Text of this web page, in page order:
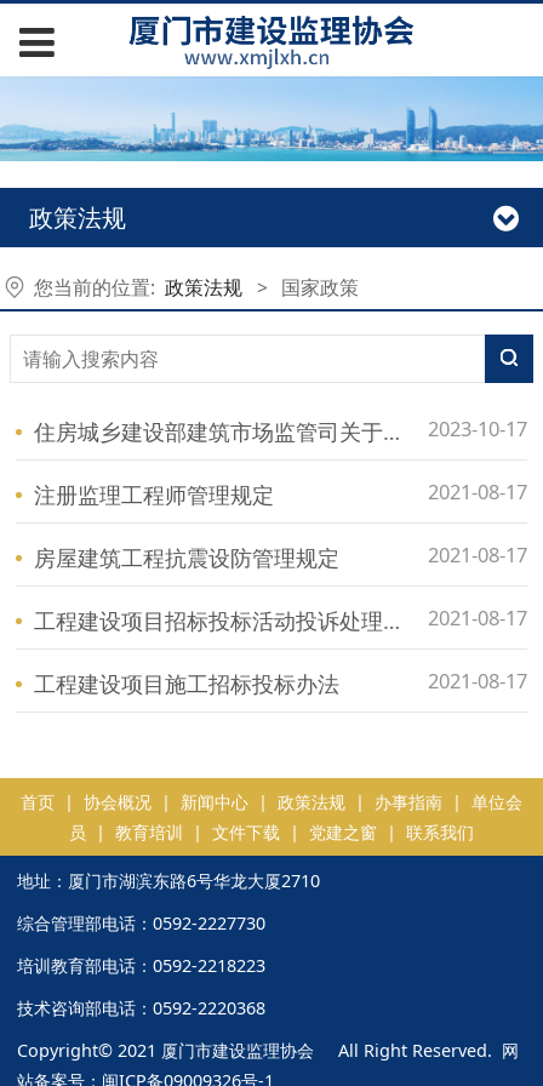
政策法规
您当前的位置: 政策法规 > 国家政策
住房城乡建设部建筑市场监管司关于 建设工程企业资质延续有关事项的通知 2023-10-17
注册监理工程师管理规定 2021-08-17
房屋建筑工程抗震设防管理规定 2021-08-17
工程建设项目招标投标活动投诉处理办法 2021-08-17
工程建设项目施工招标投标办法 2021-08-17
首页 | 协会概况 | 新闻中心 | 政策法规 | 办事指南 | 单位会
员 | 教育培训 | 文件下载 | 党建之窗 | 联系我们
地址：厦门市湖滨东路6号华龙大厦2710
综合管理部电话：0592-2227730
培训教育部电话：0592-2218223
技术咨询部电话：0592-2220368
Copyright© 2021 厦门市建设监理协会 All Right Reserved. 网
站备案号： 闽ICP备09009326号-1